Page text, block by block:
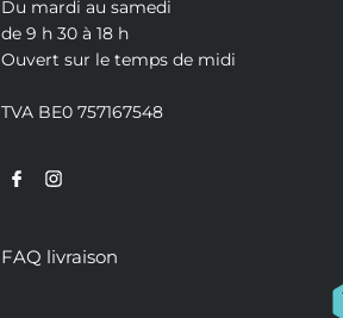
Du mardi au samedi
de 9 h 30 à 18 h
Ouvert sur le temps de midi
TVA BE0 757167548
FAQ livraison